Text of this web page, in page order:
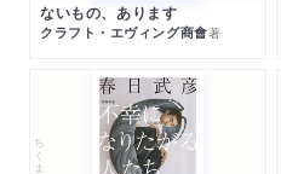
ないもの、あります
クラフト・エヴィング商會著
ちくま文庫